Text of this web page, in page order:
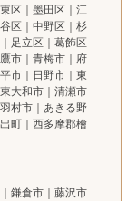
区｜墨田区｜江
区｜中野区｜杉
足立区｜葛飾区
市｜青梅市｜府
市｜日野市｜東
大和市｜清瀬市
村市｜あきる野
町｜西多摩郡檜
鎌倉市｜藤沢市